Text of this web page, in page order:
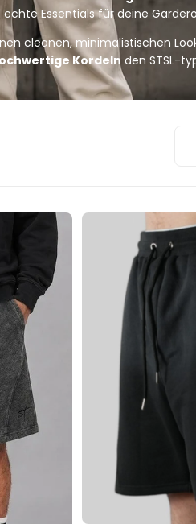
Essentials für deine
cleanen, minimalistischen
Kordeln den STSL-